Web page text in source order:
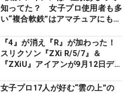
知ってた？ 女子プロ使用者も多
い“複合軟鉄”はアマチュアにもオ
『4』が消え『R』が加わった！
スリクソン『ZXi R/5/7』＆
『ZXiU』アイアンが9月12日デ
女子プロ17人が好む“雲の上”の